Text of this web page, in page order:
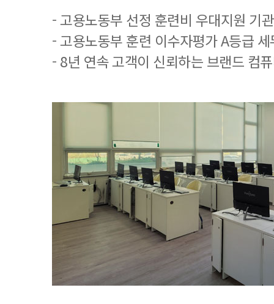
- 고용노동부 선정 훈련비 우대지원 기관
- 고용노동부 훈련 이수자평가 A등급
- 8년 연속 고객이 신뢰하는 브랜드 컴